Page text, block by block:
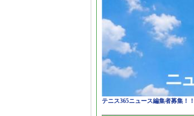
テニス365ニュース編集者募集！！